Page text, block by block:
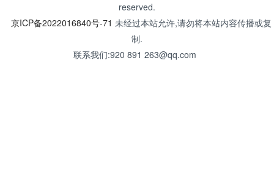
reserved.
京ICP备2022016840号-71 未经过本站允许,请勿将本站内容传播或复
制.
联系我们:920 891 263@qq.com